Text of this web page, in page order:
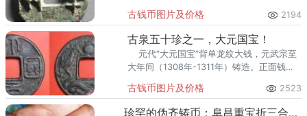
古钱币图片及价格 2194
古泉五十珍之一，大元国宝！
元代“大元国宝”背单龙纹大钱，元武宗至
大年间（1308年-1311年）铸造。正面钱
古钱币图片及价格 2523
珍罕的伪齐铸币：阜昌重宝折三合背展赏